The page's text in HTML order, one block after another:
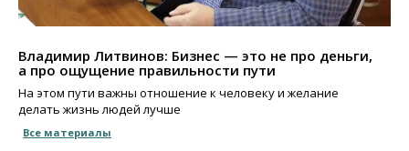
Владимир Литвинов: Бизнес — это не про деньги,
а про ощущение правильности пути
На этом пути важны отношение к человеку и желание
делать жизнь людей лучше
Все материалы